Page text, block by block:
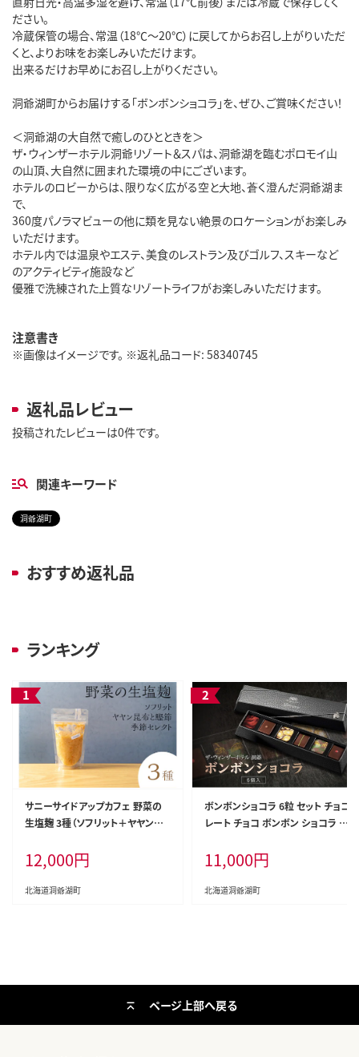
ださい。
冷蔵保管の場合、常温（18℃～20℃）に戻してからお召し上がりいただ
くと、よりお味をお楽しみいただけます。
出来るだけお早めにお召し上がりください。
洞爺湖町からお届けする「ボンボンショコラ」を、ぜひ、ご賞味ください！
＜洞爺湖の大自然で癒しのひとときを＞
ザ・ウィンザーホテル洞爺リゾート＆スパは、洞爺湖を臨むポロモイ山
の山頂、大自然に囲まれた環境の中にございます。
ホテルのロビーからは、限りなく広がる空と大地、蒼く澄んだ洞爺湖ま
で、
360度パノラマビューの他に類を見ない絶景のロケーションがお楽しみ
いただけます。
ホテル内では温泉やエステ、美食のレストラン及びゴルフ、スキーなど
のアクティビティ施設など
優雅で洗練された上質なリゾートライフがお楽しみいただけます。
注意書き
※画像はイメージです。 ※返礼品コード: 58340745
返礼品レビュー
投稿されたレビューは0件です。
関連キーワード
洞爺湖町
おすすめ返礼品
ランキング
サニーサイドアップカフェ 野菜の
生塩麹 3種（ソフリット＋ヤヤン昆
12,000円
北海道洞爺湖町
ボンボンショコラ 6粒 セット チョコ
レート チョコ ボンボン ショコラ ス
ョコラティエ オリジナル 贈り物 ギ
フト お取り寄せ 送料無料 ザ・ウィ
ンザーホテル洞爺 洞爺湖
11,000円
北海道洞爺湖町
ページ上部へ戻る